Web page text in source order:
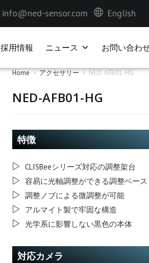
info@ned-sensor.com English
採用情報 ニュース お問い合わ
Home > アクセサリー > NED-AFB01-HG
NED-AFB01-HG
特徴
CLISBeeシリーズ対応の調整架台
容易に光軸調整ができる調整ベース
調整ノブによる微調整が可能
アルマイト製で牢固な構造
光学系に影響しない黒色の本体
対応カメラ